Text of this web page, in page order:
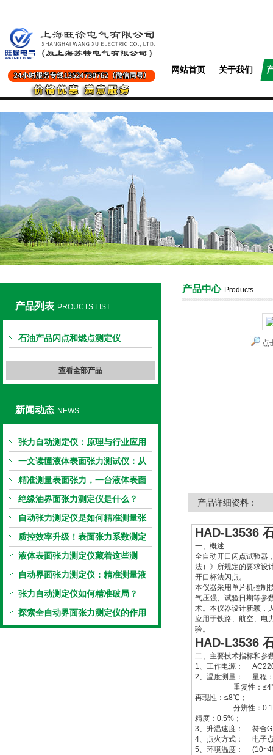
网站首页 关于我们
产品列表 PROUCTS LIST
石油产品闪点和燃点测定仪
查看全部产品
新闻动态 NEWS
张力自动测定仪：原理与行业应用
解析
一文读懂液体表面张力测试仪：从
原理到应用全掌握
精准测量表面张力，一台液体表面
张力系数测量仪就够了
绝缘油界面张力测定仪是什么？
自动张力测定仪是如何精准测量张
力的？
质控效率升级！表面张力系数测定
仪真香警告
液体表面张力测定仪藏着这些测
定“小窍门”
自动界面张力测定仪：精准测量液
体界面张力的关键设备
张力自动测定仪如何精准破局？
探索全自动界面张力测定仪的作用
产品中心 Products
点
产品详细资料：
HAD-L3536
一、概述
全自动开口闪点试验器
法）》所规定的要求设
开口杯法闪点。
本仪器采用单片机控制
气压强、试验日期等参
术。本仪器设计新颖，
应用于铁路、航空、电
验。
HAD-L3536
二、主要技术指标和参
1、工作电源：
2、温度测量： 量程
重复性：
再现性：≤8℃；
分辨性：
精度：0.5%；
3、升温速度： 符合
4、点火方式： 电子
5、环境温度：